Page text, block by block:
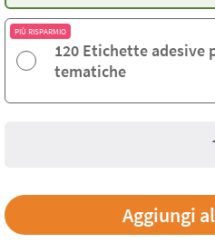
PIÙ RISPARMIO
120 Etichette adesive
tematiche